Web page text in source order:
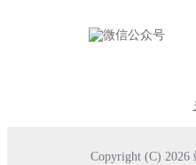
Copyright (C) 2026